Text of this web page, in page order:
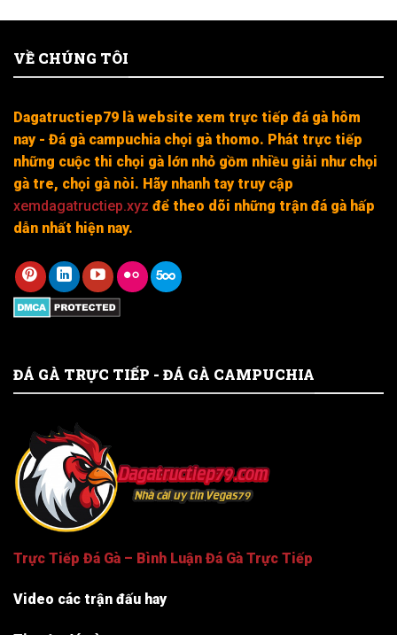
VỀ CHÚNG TÔI
Dagatructiep79 là website xem trực tiếp đá gà hôm
nay - Đá gà campuchia chọi gà thomo. Phát trực tiếp
những cuộc thi chọi gà lớn nhỏ gồm nhiều giải như chọi
gà tre, chọi gà nòi. Hãy nhanh tay truy cập
xemdagatructiep.xyz để theo dõi những trận đá gà hấp
dẫn nhất hiện nay.
ĐÁ GÀ TRỰC TIẾP - ĐÁ GÀ CAMPUCHIA
Trực Tiếp Đá Gà – Bình Luận Đá Gà Trực Tiếp
Video các trận đấu hay